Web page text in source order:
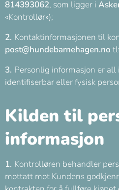
814393062, som ligger i
«Kontrollør»);
2. Kontaktinformasjonen til
post@hundebarnehagen.no
3. Personlig informasjon er
identifiserbar eller fysisk
Kilden til
informasjon
1. Kontrolløren behandler
mottatt mot Kundens